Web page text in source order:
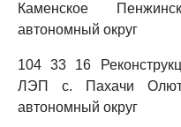
Каменское
автономный округ
104 33 16
ЛЭП с. Пахачи
автономный округ